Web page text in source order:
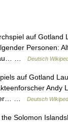
auf Gotland
Personen:
…
Deutsch
auf Gotland
Andy
…
Deutsch
Solomon